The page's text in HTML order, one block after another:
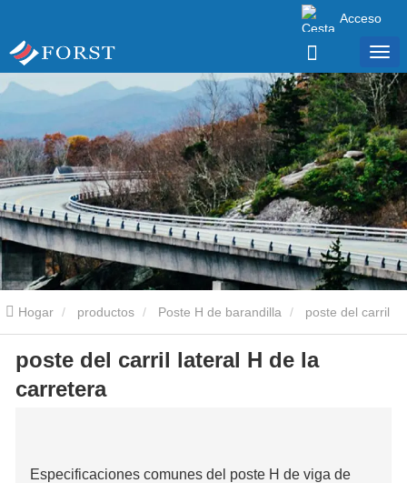
Acceso
Hogar productos Poste H de barandilla
lateral H de la carretera
poste del carril lateral H de la
carretera
Especificaciones comunes del poste H de viga de